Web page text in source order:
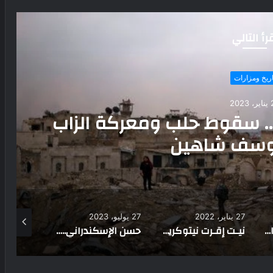
التالي
ومزارات
فريدة في قلب مطروح
نيـت إقـرت نيتوكريس.. الملكة التي انتقمت لمقتل زوجها وانتحرت
27 يوليو، 2023
حسن الإسكندراني.. أمير البحار الذي عشق البحر ومات غريقاً
14 ديسمبر، 2021
مدائن وقلاع.. الآثار اليونانية والرومانية والبزنطية في سيناء